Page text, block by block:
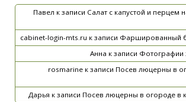
Павел к записи Салат с капустой и перцем
cabinet-login-mts.ru к записи Фаршированный
Анна к записи Фотографии
rosmarine к записи Посев люцерны в
Дарья к записи Посев люцерны в огороде в